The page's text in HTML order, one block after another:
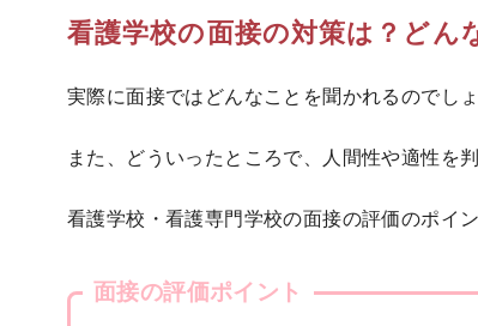
看護学校の面接の対策は？どん
実際に面接ではどんなことを聞かれるのでし
また、どういったところで、人間性や適性を
看護学校・看護専門学校の面接の評価のポイ
面接の評価ポイント